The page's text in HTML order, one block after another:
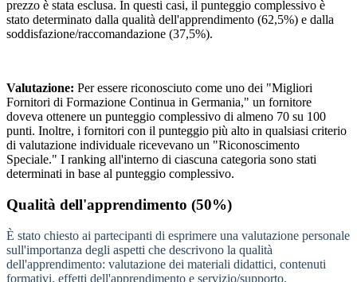
prezzo è stata esclusa. In questi casi, il punteggio complessivo è
stato determinato dalla qualità dell'apprendimento (62,5%) e dalla
soddisfazione/raccomandazione (37,5%).
Valutazione: Per essere riconosciuto come uno dei "Migliori
Fornitori di Formazione Continua in Germania," un fornitore
doveva ottenere un punteggio complessivo di almeno 70 su 100
punti. Inoltre, i fornitori con il punteggio più alto in qualsiasi criterio
di valutazione individuale ricevevano un "Riconoscimento
Speciale." I ranking all'interno di ciascuna categoria sono stati
determinati in base al punteggio complessivo.
Qualità dell'apprendimento (50%)
È stato chiesto ai partecipanti di esprimere una valutazione personale
sull'importanza degli aspetti che descrivono la qualità
dell'apprendimento: valutazione dei materiali didattici, contenuti
formativi, effetti dell'apprendimento e servizio/supporto.